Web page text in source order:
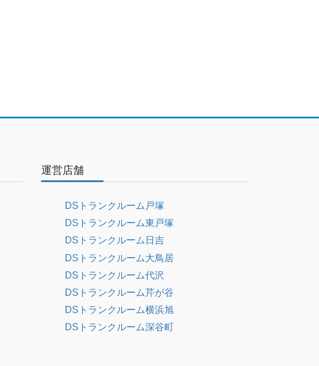
運営店舗
DSトランクルーム戸塚
DSトランクルーム東戸塚
DSトランクルーム日吉
DSトランクルーム大鳥居
DSトランクルーム代沢
DSトランクルーム芹が谷
DSトランクルーム横浜旭
DSトランクルーム深谷町